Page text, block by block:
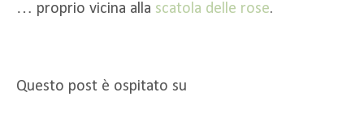
… proprio vicina alla scatola delle rose.
Questo post è ospitato su